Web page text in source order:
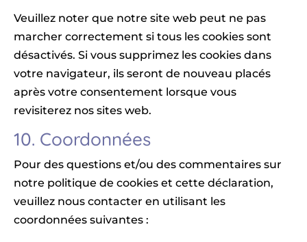
Veuillez noter que notre site web peut ne pas
marcher correctement si tous les cookies sont
désactivés. Si vous supprimez les cookies dans
votre navigateur, ils seront de nouveau placés
après votre consentement lorsque vous
revisiterez nos sites web.
10. Coordonnées
Pour des questions et/ou des commentaires sur
notre politique de cookies et cette déclaration,
veuillez nous contacter en utilisant les
coordonnées suivantes :